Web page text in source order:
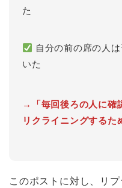
た
自分の前の席の人
いた
→「毎回後ろの人に確
リクライニングするた
このポストに対し、リ